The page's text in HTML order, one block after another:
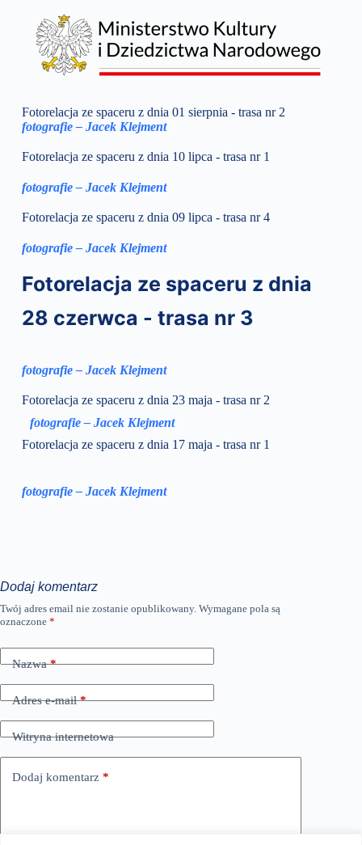
Fotorelacja ze spaceru z dnia 01 sierpnia - trasa nr 2
fotografie – Jacek Klejment
Fotorelacja ze spaceru z dnia 10 lipca - trasa nr 1
fotografie – Jacek Klejment
Fotorelacja ze spaceru z dnia 09 lipca - trasa nr 4
fotografie – Jacek Klejment
Fotorelacja ze spaceru z dnia
28 czerwca - trasa nr 3
fotografie – Jacek Klejment
Fotorelacja ze spaceru z dnia 23 maja - trasa nr 2
fotografie – Jacek Klejment
Fotorelacja ze spaceru z dnia 17 maja - trasa nr 1
fotografie – Jacek Klejment
Dodaj komentarz
Twój adres email nie zostanie opublikowany. Wymagane pola są
oznaczone *
Nazwa*
Adres e-mail*
Witryna internetowa
Dodaj komentarz *